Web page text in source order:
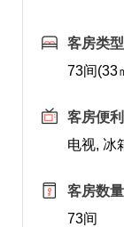
客房类型
73间(33
客房便
电视, 冰
客房数量
73间